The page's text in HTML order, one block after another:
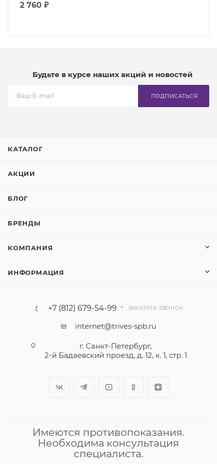
2 760 ₽
Будьте в курсе наших акций и новостей
ПОДПИСАТЬСЯ
КАТАЛОГ
АКЦИИ
БЛОГ
БРЕНДЫ
КОМПАНИЯ
ИНФОРМАЦИЯ
+7 (812) 679-54-99 ЗАКАЗАТЬ ЗВОНОК
internet@trives-spb.ru
г. Санкт-Петербург,
2-й Бадаевский проезд, д. 12, к. 1, стр. 1
Имеются противопоказания.
Необходима консультация
специалиста.